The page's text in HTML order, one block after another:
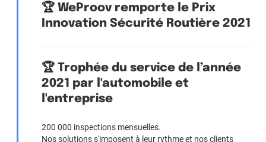
🏆 WeProov remporte le Prix
Innovation Sécurité Routière 2021
🏆 Trophée du service de l’année
2021 par l'automobile et
l'entreprise
200 000 inspections mensuelles.
Nos solutions s'imposent à leur rythme et nos clients